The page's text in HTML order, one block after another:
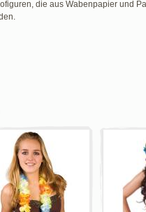
die aus Wabenpapier und